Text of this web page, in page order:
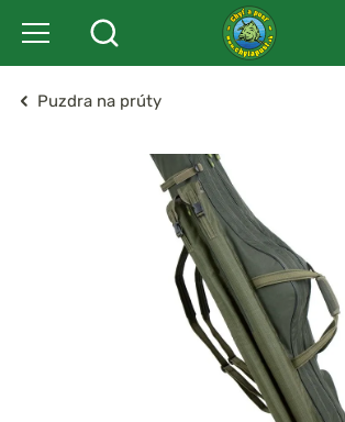
Puzdra na prúty